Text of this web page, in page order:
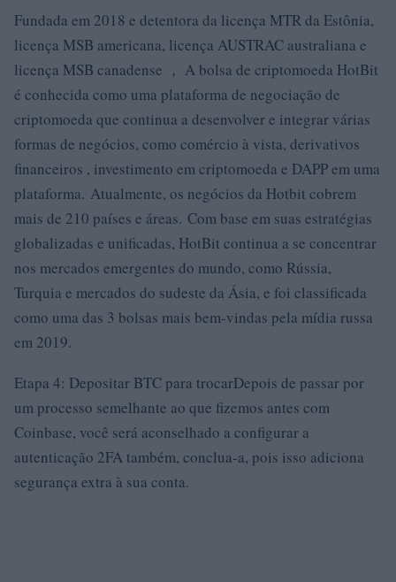
Fundada em 2018 e detentora da licença MTR da Estônia,
licença MSB americana, licença AUSTRAC australiana e
licença MSB canadense ， A bolsa de criptomoeda HotBit
é conhecida como uma plataforma de negociação de
criptomoeda que continua a desenvolver e integrar várias
formas de negócios, como comércio à vista, derivativos
financeiros , investimento em criptomoeda e DAPP em uma
plataforma. Atualmente, os negócios da Hotbit cobrem
mais de 210 países e áreas. Com base em suas estratégias
globalizadas e unificadas, HotBit continua a se concentrar
nos mercados emergentes do mundo, como Rússia,
Turquia e mercados do sudeste da Ásia, e foi classificada
como uma das 3 bolsas mais bem-vindas pela mídia russa
em 2019.
Etapa 4: Depositar BTC para trocarDepois de passar por
um processo semelhante ao que fizemos antes com
Coinbase, você será aconselhado a configurar a
autenticação 2FA também, conclua-a, pois isso adiciona
segurança extra à sua conta.